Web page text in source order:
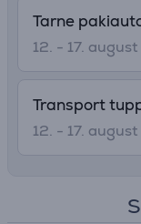
Tarne
12. - 17. august
Transport
12. - 17. august